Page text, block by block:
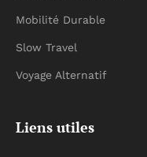
Mobilité Durable
Slow Travel
Voyage Alternatif
Liens utiles